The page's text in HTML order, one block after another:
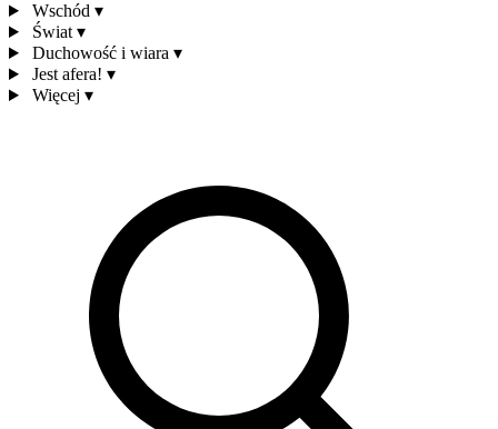
Wschód ▾
Świat ▾
Duchowość i wiara ▾
Jest afera! ▾
Więcej ▾